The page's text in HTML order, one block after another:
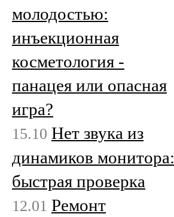
молодостью:
инъекционная
косметология -
панацея или опасная
игра?
15.10 Нет звука из
динамиков монитора:
быстрая проверка
12.01 Ремонт